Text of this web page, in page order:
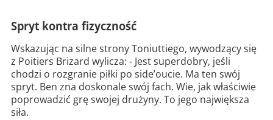
Spryt kontra fizyczność
Wskazując na silne strony Toniuttiego, wywodzący się
z Poitiers Brizard wylicza: - Jest superdobry, jeśli
chodzi o rozgranie piłki po side’oucie. Ma ten swój
spryt. Ben zna doskonale swój fach. Wie, jak właściwie
poprowadzić grę swojej drużyny. To jego największa
siła.